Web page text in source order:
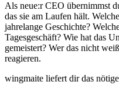
Als neue:r CEO übernimmst
das sie am Laufen hält.
jahrelange Geschichte?
Tagesgeschäft? Wie hat das
gemeistert? Wer das nicht
reagieren.
wingmaite liefert dir das